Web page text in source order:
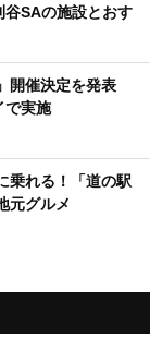
谷SAの施設とおす
開催決定を発表
で実施
乗れる！「道の駅
元グルメ